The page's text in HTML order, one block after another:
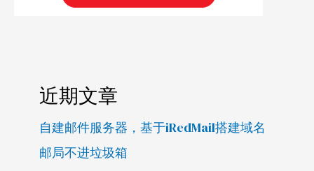
近期文章
自建邮件服务器，基于iRedMail搭建域名
邮局不进垃圾箱